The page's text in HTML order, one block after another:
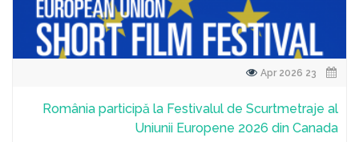
România participă la Festivalul de Scurtmetraje al
Uniunii Europene 2026 din Canada